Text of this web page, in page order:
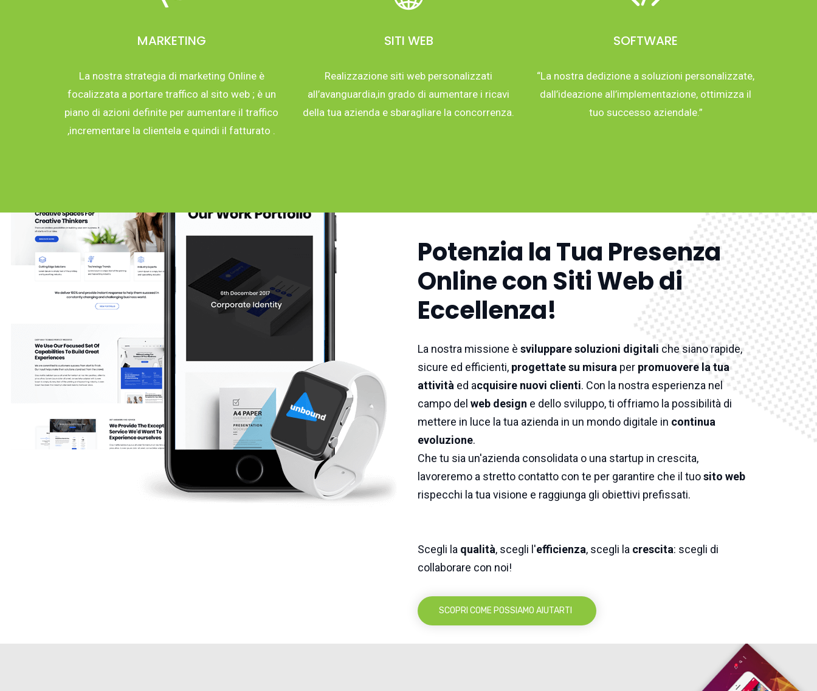
MARKETING
La nostra strategia di marketing Online è
focalizzata a portare traffico al sito web ; è un
piano di azioni definite per aumentare il traffico
,incrementare la clientela e quindi il fatturato .
SITI WEB
Realizzazione siti web personalizzati
all’avanguardia,in grado di aumentare i ricavi
della tua azienda e sbaragliare la concorrenza.
SOFTWARE
“La nostra dedizione a soluzioni personalizzate,
dall’ideazione all’implementazione, ottimizza il
tuo successo aziendale.”
Potenzia la Tua Presenza
Online con Siti Web di
Eccellenza!
La nostra missione è sviluppare soluzioni digitali che siano rapide,
sicure ed efficienti, progettate su misura per promuovere la tua
attività ed acquisire nuovi clienti. Con la nostra esperienza nel
campo del web design e dello sviluppo, ti offriamo la possibilità di
mettere in luce la tua azienda in un mondo digitale in continua
evoluzione.
Che tu sia un'azienda consolidata o una startup in crescita,
lavoreremo a stretto contatto con te per garantire che il tuosito web
rispecchi la tua visione e raggiunga gli obiettivi prefissati.
Scegli la qualità, scegli l'efficienza, scegli la crescita: scegli di
collaborare con noi!
SCOPRI COME POSSIAMO AIUTARTI